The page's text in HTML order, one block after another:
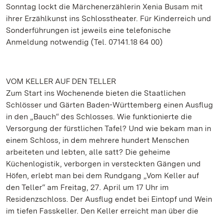
Sonntag lockt die Märchenerzählerin Xenia Busam mit
ihrer Erzählkunst ins Schlosstheater. Für Kinderreich und
Sonderführungen ist jeweils eine telefonische
Anmeldung notwendig (Tel. 07141.18 64 00)
VOM KELLER AUF DEN TELLER
Zum Start ins Wochenende bieten die Staatlichen
Schlösser und Gärten Baden-Württemberg einen Ausflug
in den „Bauch“ des Schlosses. Wie funktionierte die
Versorgung der fürstlichen Tafel? Und wie bekam man in
einem Schloss, in dem mehrere hundert Menschen
arbeiteten und lebten, alle satt? Die geheime
Küchenlogistik, verborgen in versteckten Gängen und
Höfen, erlebt man bei dem Rundgang „Vom Keller auf
den Teller“ am Freitag, 27. April um 17 Uhr im
Residenzschloss. Der Ausflug endet bei Eintopf und Wein
im tiefen Fasskeller. Den Keller erreicht man über die